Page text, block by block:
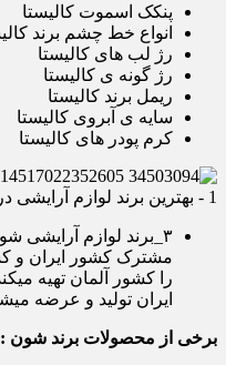
پنکک اسموت کالیستا
انواع خط چشم برند
رژ لب های کالیستا
رژ گونه ی کالیستا
ریمل برند کالیستا
سایه ی آبروی کالیستا
کرم پودر های کالیستا
۳_برند لوازم
مشترک کشور ایران و
را کشور آلمان تهیه
ایران تولید و عرضه
برخی از محصولات برند شون :